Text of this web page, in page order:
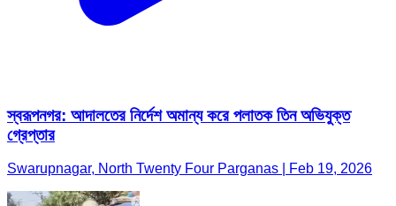
স্বরূপনগর: আদালতের নির্দেশ অমান্য করে পলাতক তিন অভিযুক্ত
গ্রেপ্তার
Swarupnagar, North Twenty Four Parganas | Feb 19, 2026